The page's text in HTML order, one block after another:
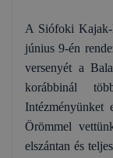
A Siófoki Kajak-
június 9-én
versenyét a
korábbinál
Intézményünket
Örömmel
elszántan és